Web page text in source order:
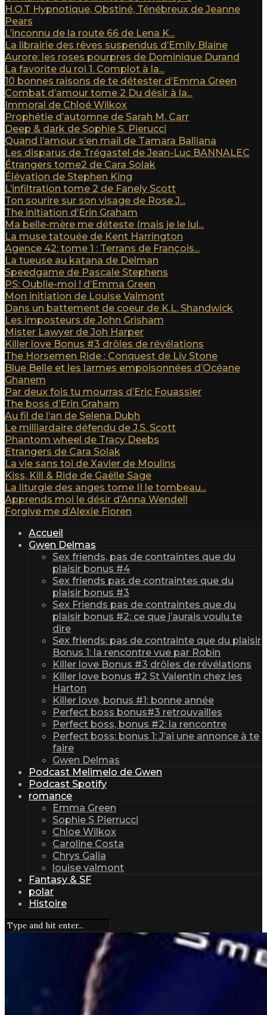
H.O.T Hypnotique, Obstiné, Ténébreux de Jeanne
Pears
L’inconnu de la route 66 de Lena K...
La librairie des rêves suspendus d’Emily Blaine
Aurore: les roses pourpres de Dominique Durand
La favorite du roi 1. Complot à la...
10 bonnes raisons de te détester d’Emma Green
Combat d’amour tome 2 Du désir à la...
Immoral de Chloé Wilkox
Prophétie d’automne de Sarah M. Carr
Deep & dark de Sophie S. Pierucci
Quand l’amour s’en mail de Tamara Balliana
Les disparus de Trégastel de Jean-Luc BANNALEC
Étrangers tome2 de Cara Solak
Élévation de Stephen King
L’infiltration tome 2 de Fanely Scott
Ton sourire sur son visage de Rose J...
The initiation d’Erin Graham
Ma belle-mère me déteste (mais je le lui...
La muse tatouée de Kent Harrington
Agence 42: tome 1 : Terrans de François...
La tueuse au katana de Delman
Speedgame de Pascale Stephens
PS: Oublie-moi ! d’Emma Green
Mon initiation de Louise Valmont
Dans un battement de coeur de K.L. Shandwick
Les imposteurs de John Grisham
Mister Lawyer de Joh Harper
Killer love Bonus #3 drôles de révélations
The Horsemen Ride : Conquest de Liv Stone
Blue Belle et les larmes empoisonnées d’Océane
Ghanem
Par deux fois tu mourras d’Eric Fouassier
The boss d’Erin Graham
Au fil de l’an de Selena Dubh
Le milliardaire défendu de J.S. Scott
Phantom wheel de Tracy Deebs
Etrangers de Cara Solak
La vie sans toi de Xavier de Moulins
Kiss, Kill & Ride de Gaëlle Sage
La liturgie des anges tome II le tombeau...
Apprends moi le désir d’Anna Wendell
Forgive me d’Alexie Fioren
Accueil
Gwen Delmas
Sex friends, pas de contraintes que du
plaisir bonus #4
Sex friends pas de contraintes que du
plaisir bonus #3
Sex Friends pas de contraintes que du
plaisir bonus #2: ce que j’aurais voulu te
dire
Sex friends: pas de contrainte que du plaisir
Bonus 1: la rencontre vue par Robin
Killer love Bonus #3 drôles de révélations
Killer love bonus #2 St Valentin chez les
Harton
Killer love, bonus #1: bonne année
Perfect boss bonus#3 retrouvailles
Perfect boss, bonus #2: la rencontre
Perfect boss: bonus 1: J’ai une annonce à te
faire
Gwen Delmas
Podcast Melimelo de Gwen
Podcast Spotify
romance
Emma Green
Sophie S Pierrucci
Chloe Wilkox
Caroline Costa
Chrys Galia
louise valmont
Fantasy & SF
polar
Histoire